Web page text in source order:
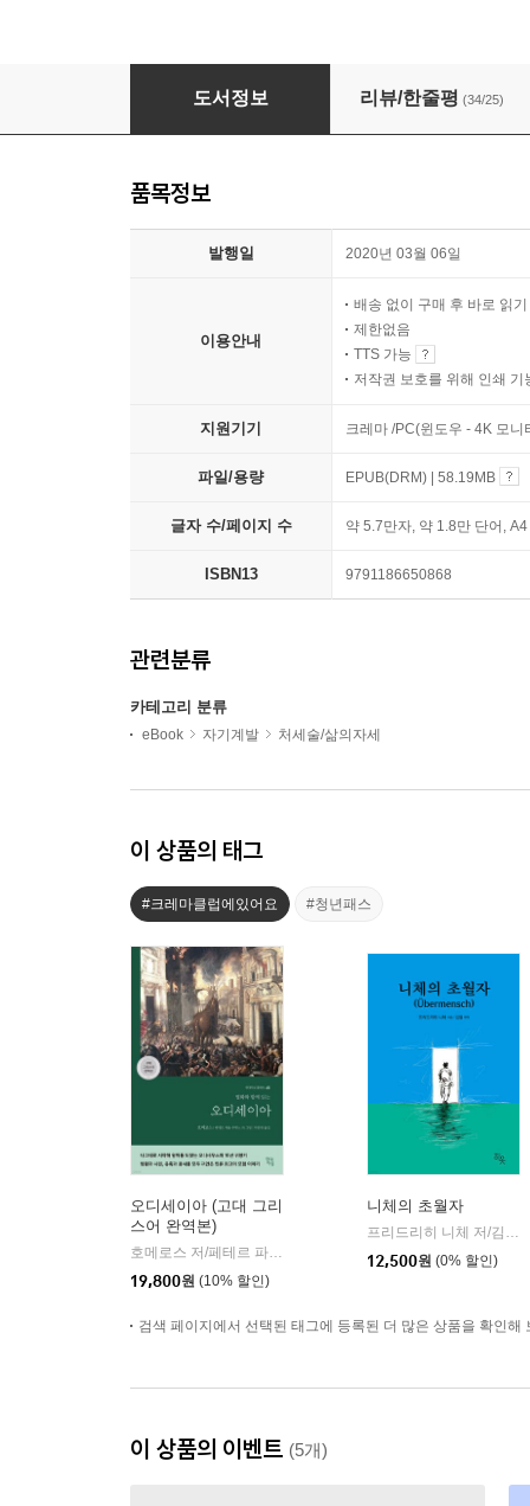
노오력하지 않아도 잘되는 사람에게는 작은 습
도서정보 리뷰/한줄평 (34/25)
품목정보
발행일 2020년 03월 06일
이용안내
배송 없이 구매 후 바로 읽기
제한없음
TTS 가능
저작권 보호를 위해 인쇄 기
지원기기 크레마 /PC(윈도우 - 4K 모
파일/용량 EPUB(DRM) | 58.19MB
글자 수/페이지 수 약 5.7만자, 약 1.8만 단어,
ISBN13 9791186650868
관련분류
카테고리 분류
eBook 자기계발 처세술/삶의자세
이 상품의 태그
#크레마클럽에있어요 #청년패스
오디세이아 (고대 그리
스어 완역본)
| 현대지성
19,800원 (10% 할인)
니체의 초월자
12,500원 (0% 할인)
검색 페이지에서 선택된 태그에 등록된 더 많은 상품을 확인해
이 상품의 이벤트 (5개)